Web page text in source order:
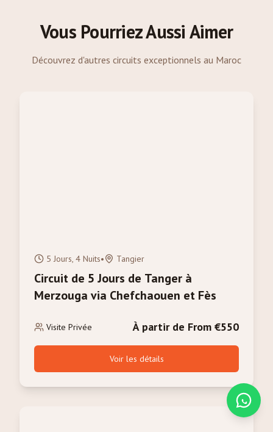
Vous Pourriez Aussi Aimer
Découvrez d'autres circuits exceptionnels au Maroc
5 Jours, 4 Nuits• Tangier
Circuit de 5 Jours de Tanger à
Merzouga via Chefchaouen et Fès
Visite Privée À partir de From €550
Voir les détails